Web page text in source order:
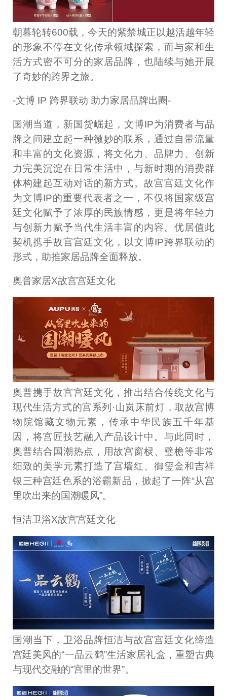
朝暮轮转600载，今天的紫禁城正以越活越年轻
的形象不停在文化传承领域探索，而与家和生
活方式密不可分的家居品牌，也陆续与她开展
了奇妙的跨界之旅。
-文博 IP 跨界联动 助力家居品牌出圈-
国潮当道，新国货崛起，文博IP为消费者与品
牌之间建立起一种微妙的联系，通过自带流量
和丰富的文化资源，将文化力、品牌力、创新
力完美沉淀在日常生活中，与新时期的消费群
体构建起互动对话的新方式。故宫宫廷文化作
为文博IP的重要代表者之一，不仅将国家级宫
廷文化赋予了浓厚的民族情感，更是将年轻力
与创新力赋予当代生活丰富的内容。优居值此
契机携手故宫宫廷文化，以文博IP跨界联动的
形式，助推家居品牌全面释放。
奥普家居X故宫宫廷文化
奥普携手故宫宫廷文化，推出结合传统文化与
现代生活方式的宫系列·山岚床前灯，取故宫博
物院馆藏文物元素，传承中华民族五千年基
因，将宫匠技艺融入产品设计中。与此同时，
奥普结合国潮热点，用故宫窗棂、璧檐等非常
细致的美学元素打造了宫墙红、御玺金和吉祥
银三种宫廷色系的浴霸新品，掀起了一阵“从宫
里吹出来的国潮暖风”。
恒洁卫浴X故宫宫廷文化
国潮当下，卫浴品牌恒洁与故宫宫廷文化缔造
宫廷美风的“一品云鹤”生活家居礼盒，重塑古典
与现代交融的“宫里的世界”。